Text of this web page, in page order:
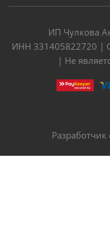
ИП Чулкова
ИНН 331405822720 |
| Не